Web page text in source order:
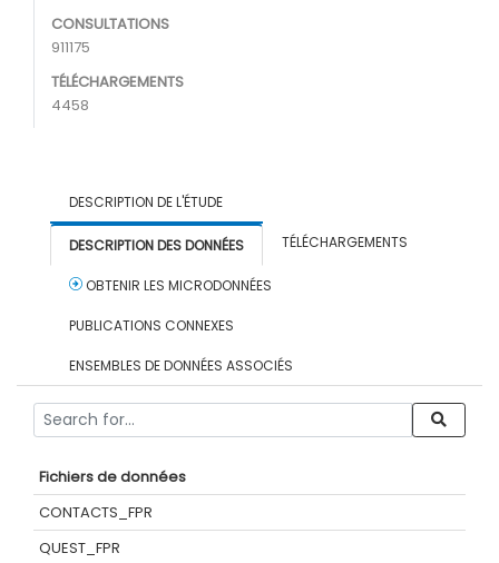
CONSULTATIONS
911175
TÉLÉCHARGEMENTS
4458
DESCRIPTION DE L'ÉTUDE
DESCRIPTION DES DONNÉES TÉLÉCHARGEMENTS
OBTENIR LES MICRODONNÉES
PUBLICATIONS CONNEXES
ENSEMBLES DE DONNÉES ASSOCIÉS
Fichiers de données
CONTACTS_FPR
QUEST_FPR